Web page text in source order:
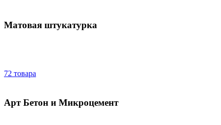
Матовая штукатурка
72 товара
Арт Бетон и Микроцемент